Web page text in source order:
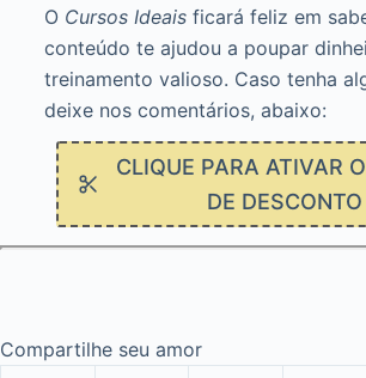
O Cursos Ideaisficará feliz em
conteúdo te ajudou a poupar
treinamento valioso. Caso tenha
deixe nos comentários, abaixo:
CLIQUE PARA ATIVAR
DE DESCONTO
Compartilhe seu amor